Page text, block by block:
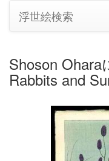
浮世絵検索
Shoson Ohara
Rabbits and